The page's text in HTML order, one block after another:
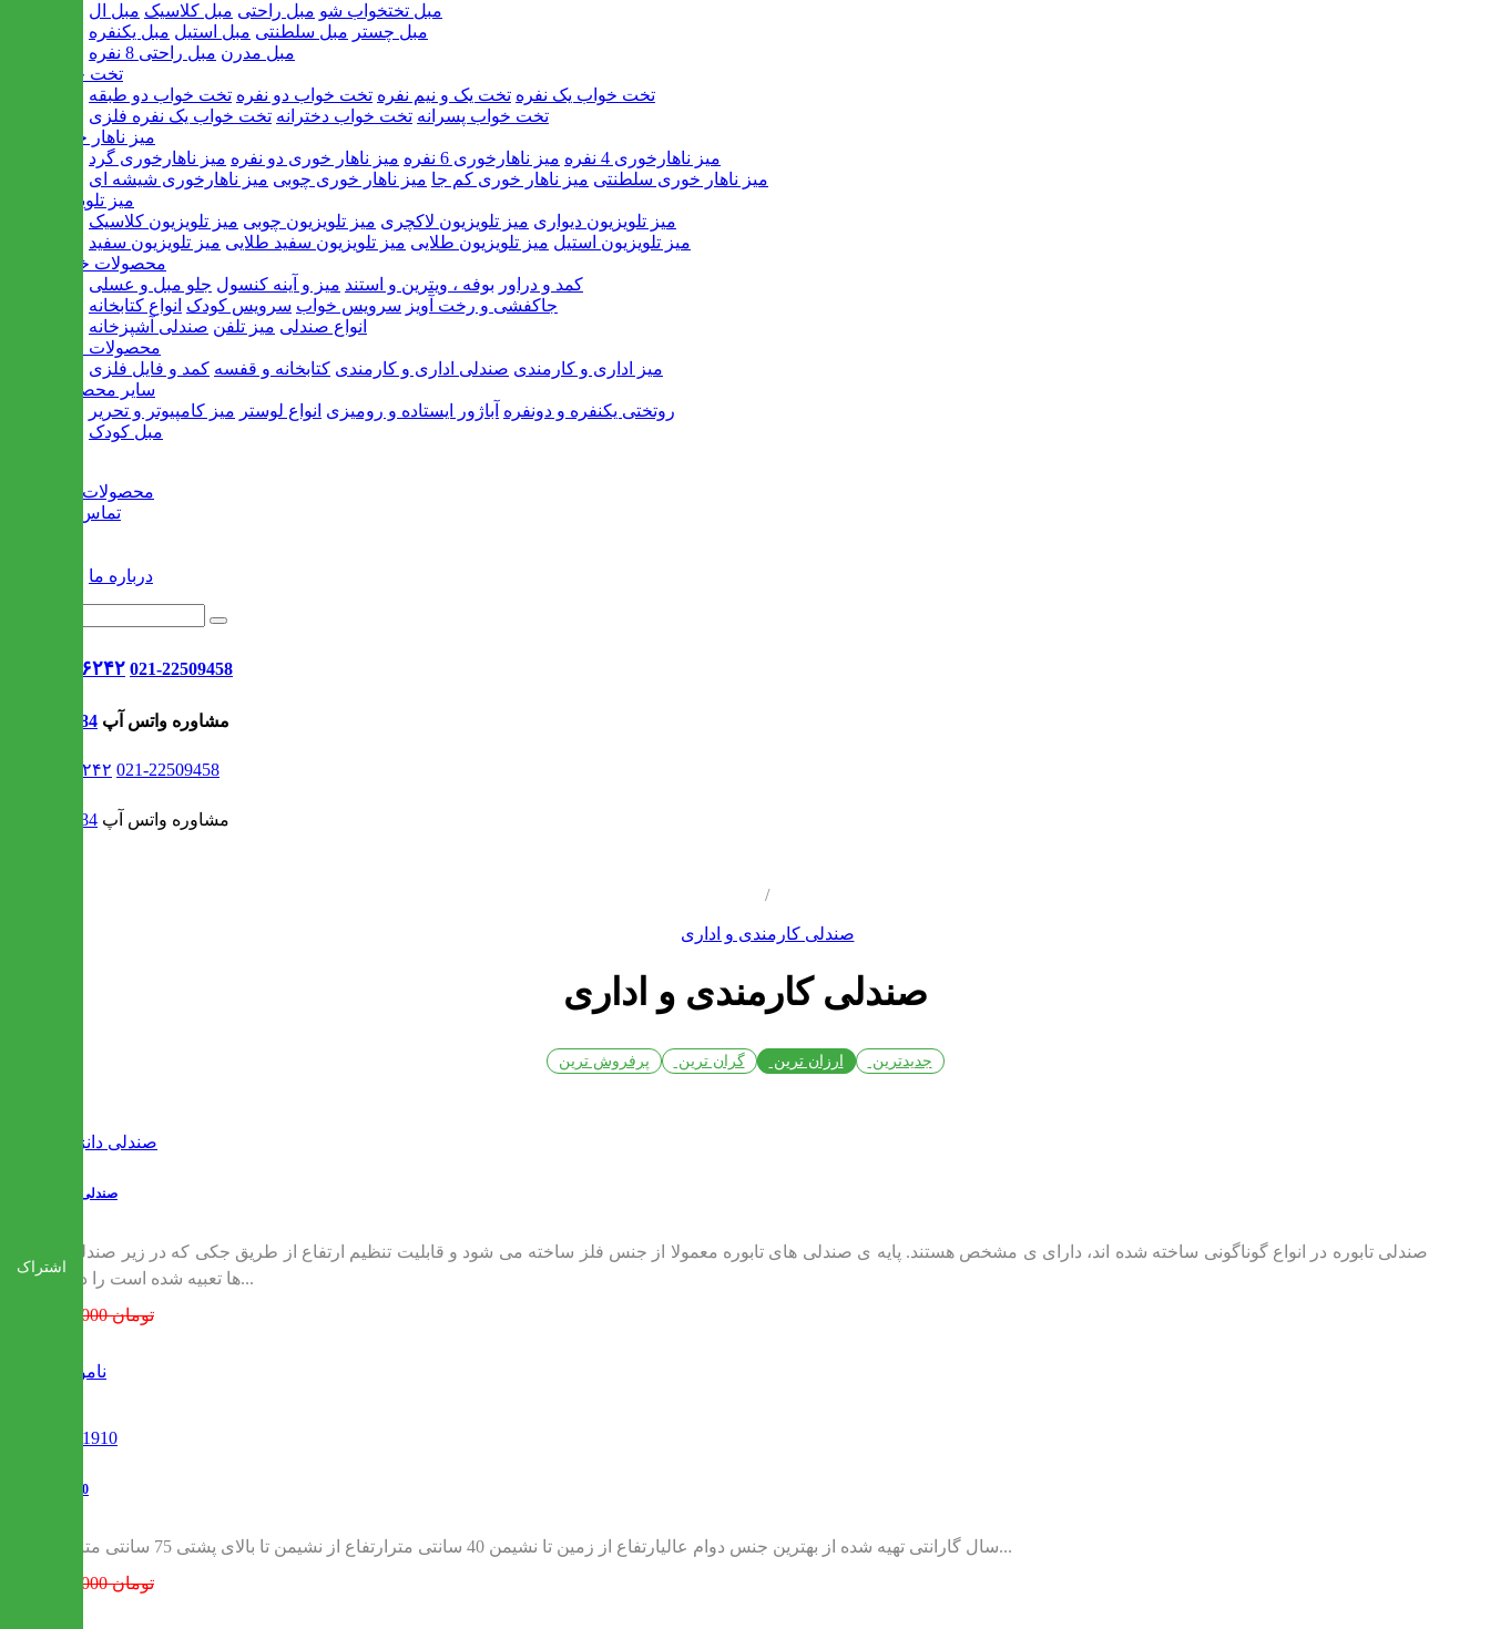
مبل تختخواب شو مبل راحتی مبل کلاسیک مبل ال
مبل چستر مبل سلطنتی مبل استیل مبل یکنفره
مبل مدرن مبل راحتی 8 نفره
تخت خواب
تخت خواب یک نفره تخت یک و نیم نفره تخت خواب دو نفره تخت خواب دو طبقه
تخت خواب پسرانه تخت خواب دخترانه تخت خواب یک نفره فلزی
میز ناهار خوری
میز ناهارخوری 4 نفره
میز ناهارخوری 6 نفره میز ناهار خوری دو نفره میز ناهارخوری گرد
میز ناهار خوری سلطنتی میز ناهار خوری کم جا میز ناهار خوری چوبی میز ناهارخوری شیشه ای
میز تلویزیون
میز تلویزیون دیواری میز تلویزیون لاکچری میز تلویزیون چوبی میز تلویزیون کلاسیک
میز تلویزیون استیل میز تلویزیون طلایی میز تلویزیون سفید طلایی میز تلویزیون سفید
محصولات خانگی
کمد و دراور بوفه ، ویترین و استند میز و آینه کنسول جلو مبل و عسلی
جاکفشی و رخت آویز سرویس خواب سرویس کودک انواع کتابخانه
انواع صندلی میز تلفن صندلی آشپزخانه
محصولات اداری
میز اداری و کارمندی صندلی اداری و کارمندی کتابخانه و قفسه کمد و فایل فلزی
سایر محصولات
روتختی یکنفره و دونفره آباژور ایستاده و رومیزی انواع لوستر میز کامپیوتر و تحریر
مبل کودک
محصولات جدید
تماس با ما
درباره ما
021-۹۱۳۰۶۲۴۲ 021-22509458
09302308484 مشاوره واتس آپ
021-۹۱۳۰۶۲۴۲ 021-22509458
09302308484 مشاوره واتس آپ
/
صندلی کارمندی و اداری
صندلی کارمندی و اداری
جدیدترین ارزان ترین گران ترین پرفروش ترین
صندلی دانژه
ها تعبیه شده است را دارا...
530,000 تومان
ناموجود
k-1910
3 سال گارانتی تهیه شده از بهترین جنس دوام عالیارتفاع از زمین تا نشیمن 40 سانتی مترارتفاع از نشیمن تا بالای پشتی 75 سانتی متر...
574,000 تومان
اشتراک